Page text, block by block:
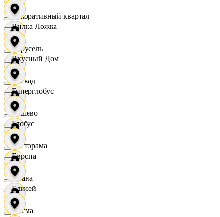
Декоративный квартал
Карусель
Каскад
Дёшево
Касторама
Диана
Дисма
Вилка Ложка
Вкусный Дом
Гиперглобус
Глобус
Европа
Елисей